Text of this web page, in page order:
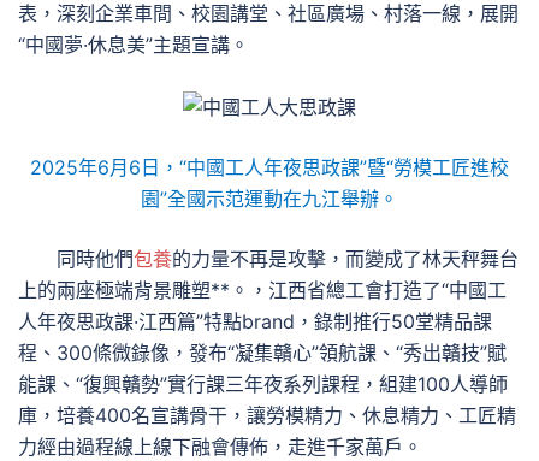
表，深刻企業車間、校園講堂、社區廣場、村落一線，展開
“中國夢·休息美”主題宣講。
2025年6月6日，“中國工人年夜思政課”暨“勞模工匠進校
園”全國示范運動在九江舉辦。
同時他們包養的力量不再是攻擊，而變成了林天秤舞台
上的兩座極端背景雕塑**。，江西省總工會打造了“中國工
人年夜思政課·江西篇”特點brand，錄制推行50堂精品課
程、300條微錄像，發布“凝集贛心”領航課、“秀出贛技”賦
能課、“復興贛勢”實行課三年夜系列課程，組建100人導師
庫，培養400名宣講骨干，讓勞模精力、休息精力、工匠精
力經由過程線上線下融會傳佈，走進千家萬戶。